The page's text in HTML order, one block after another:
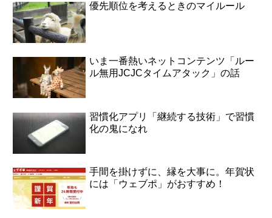
優先順位を考えるときのマイルール
いま一番熱いネットコンテンツ「ルー
ル無用JCJCタイムアタック」の話
習慣化アプリ「継続する技術」で習慣
化の鬼になれ
手間を掛けずに、縁を大事に。年賀状
には「ウェブポ」がおすすめ！